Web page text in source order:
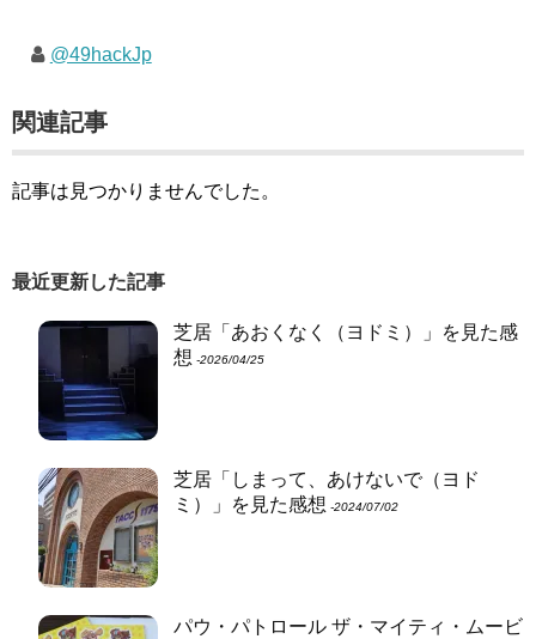
@49hackJp
関連記事
記事は見つかりませんでした。
最近更新した記事
芝居「あおくなく（ヨドミ）」を見た感
想 ‐2026/04/25
芝居「しまって、あけないで（ヨド
ミ）」を見た感想 ‐2024/07/02
パウ・パトロール ザ・マイティ・ムービ